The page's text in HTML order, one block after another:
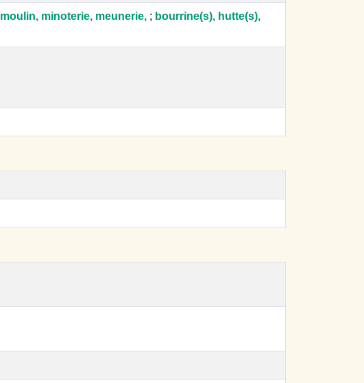
moulin, minoterie, meunerie, ; bourrine(s), hutte(s),